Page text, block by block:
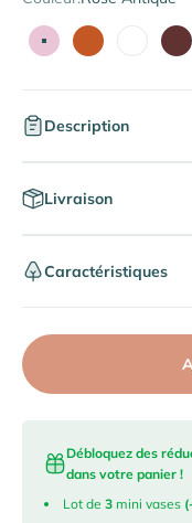
Rose Antique
TerracottaBlanc
Description
Livraison
Caractéristiques
Débloquez des
dans votre panier !
Lot de 3 mini vases